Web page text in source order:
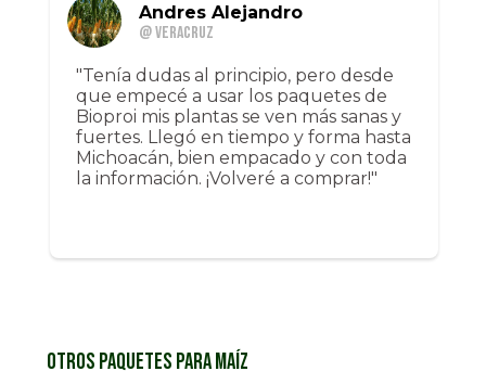
Andres Alejandro
@ Veracruz
"Tenía dudas al principio, pero desde
que empecé a usar los paquetes de
Bioproi mis plantas se ven más sanas y
fuertes. Llegó en tiempo y forma hasta
Michoacán, bien empacado y con toda
la información. ¡Volveré a comprar!"
Otros paquetes para Maíz